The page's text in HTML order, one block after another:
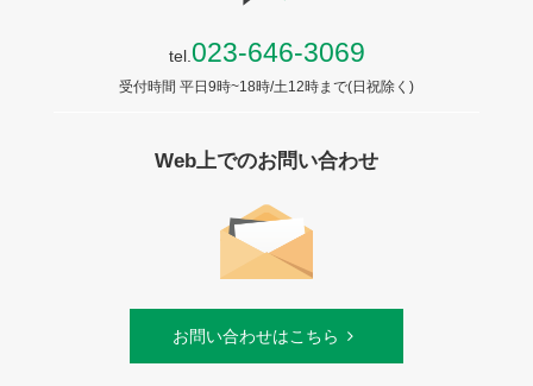
tel.023-646-3069
受付時間 平日9時~18時/土12時まで(日祝除く)
Web上でのお問い合わせ
お問い合わせはこちら